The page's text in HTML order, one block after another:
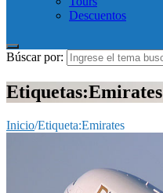
Descuentos
Búscar por:
Etiquetas:Emirates
Inicio/Etiqueta:Emirates